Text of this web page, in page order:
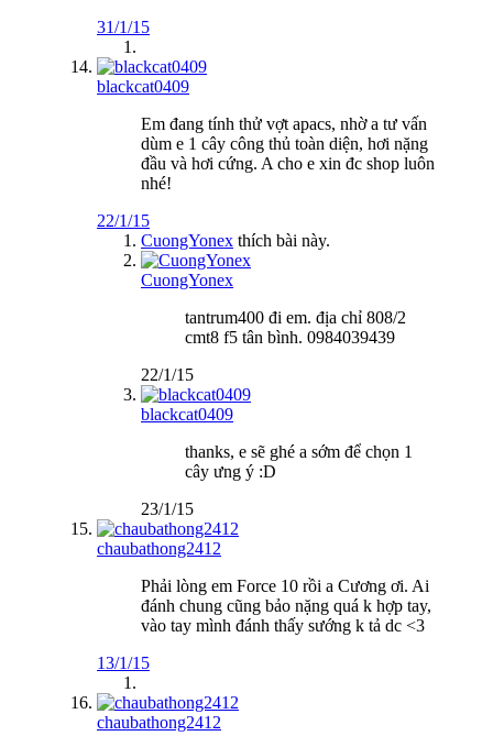
31/1/15
blackcat0409
Em đang tính thử vợt apacs, nhờ a tư vấn
dùm e 1 cây công thủ toàn diện, hơi nặng
đầu và hơi cứng. A cho e xin đc shop luôn
nhé!
22/1/15
CuongYonex thích bài này.
CuongYonex
tantrum400 đi em. địa chỉ 808/2
cmt8 f5 tân bình. 0984039439
22/1/15
blackcat0409
thanks, e sẽ ghé a sớm để chọn 1
cây ưng ý :D
23/1/15
chaubathong2412
Phải lòng em Force 10 rồi a Cương ơi. Ai
đánh chung cũng bảo nặng quá k hợp tay,
vào tay mình đánh thấy sướng k tả dc <3
13/1/15
chaubathong2412